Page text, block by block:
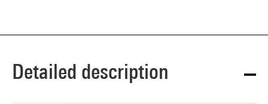
Detailed description